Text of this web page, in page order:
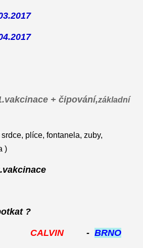
+ čipování,základní
fontanela, zuby,
)
?
CALVIN- BRNO